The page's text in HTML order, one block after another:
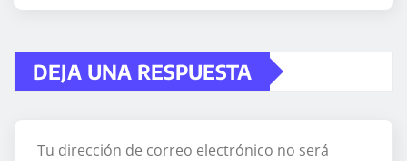
DEJA UNA RESPUESTA
Tu dirección de correo electrónico no será